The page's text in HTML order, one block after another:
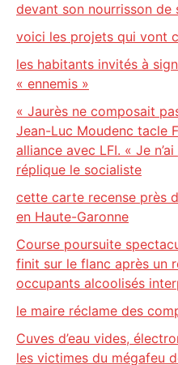
devant son nourrisson de
voici les projets qui vont
les habitants invités à
« ennemis »
« Jaurès ne composait
Jean-Luc Moudenc tacle
alliance avec LFI. « Je
réplique le socialiste
cette carte recense près
en Haute-Garonne
Course poursuite
finit sur le flanc après un
occupants alcoolisés
le maire réclame des
Cuves d’eau vides,
les victimes du mégafeu